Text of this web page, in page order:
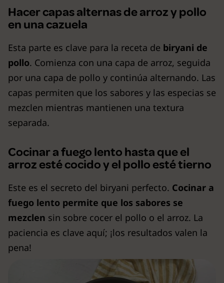
Hacer capas alternas de arroz y pollo
en una cazuela
Esta parte es clave para la receta de biryani de
pollo. Comienza con una capa de arroz, seguida
por una capa de pollo y continúa alternando. Las
capas permiten que los sabores y las especias se
mezclen mientras mantienen una textura
separada.
Cocinar a fuego lento hasta que el
arroz esté cocido y el pollo esté tierno
Este es el secreto del biryani perfecto. Cocinar a
fuego lento permite que los sabores se
mezclen sin sobre cocer el pollo o el arroz. La
paciencia es clave aquí; ¡los resultados valen la
pena!